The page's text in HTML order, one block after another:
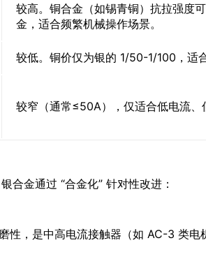
较高。铜合金（如锡青铜）抗拉强度
金，适合频繁机械操作场景。
较低。铜价仅为银的 1/50-1/100，适
较窄（通常≤50A），仅适合低电流、
合金通过 “合金化” 针对性改进：
，是中高电流接触器（如 AC-3 类电